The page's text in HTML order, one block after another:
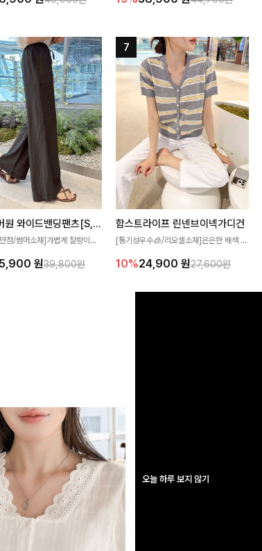
오늘 하루 보지 않기
요
좋아요
찰랑넘버원 와이드밴딩팬츠[S,M,L사이즈]
점/썸머소재]가볍게 찰랑이는
용하실 수 있는 팬츠입니다 🖤
원39,800원
함스트라이프 린넨브이넥가디건
[통기성우수🧊/리오셀소재]은은한 배색 스
무드 살려주는 니트 가디건 💛 브이넥 라인
도 여리하고 세련되게 입어져요-
10%24,900 원27,600원